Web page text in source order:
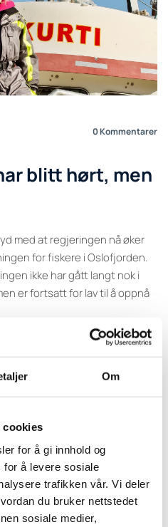
Om
cookies
for å gi innhold og
for å levere sosiale
trafikken vår. Vi deler
du bruker nettstedet
sosiale medier,
0Kommentarer
blitt hørt, men
med at regjeringen nå øker
for fiskere i Oslofjorden.
ikke har gått langt nok i
er fortsatt for lav til å oppnå
øker regjeringen rammen for
som er berørt av
økt fra 15 til 25 millioner kroner.
at regjeringen og
i den endelige
summen som tildeles er for
jobbe for å øke denne, sier
i Norges Kystfiskarlag.